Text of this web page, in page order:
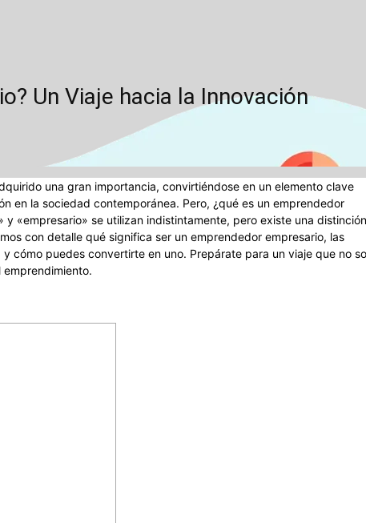
Un Viaje hacia la Innovación
una gran importancia, convirtiéndose en un elemento clave
en la sociedad contemporánea. Pero, ¿qué es un emprendedor
«empresario» se utilizan indistintamente, pero existe una distinción
con detalle qué significa ser un emprendedor empresario, las
cómo puedes convertirte en uno. Prepárate para un viaje que no